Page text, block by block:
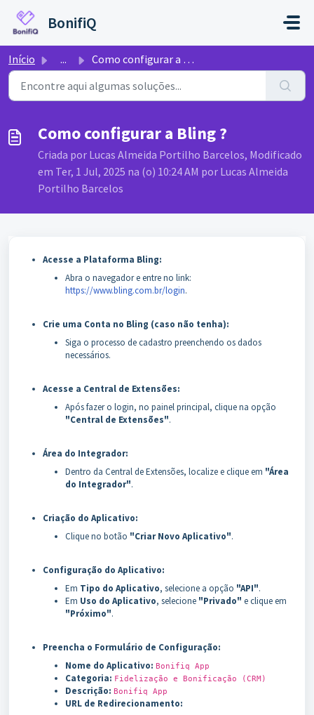
BonifiQ
Início ... Como configurar a Bling ?
Como configurar a Bling ?
Criada por Lucas Almeida Portilho Barcelos, Modificado
em Ter, 1 Jul, 2025 na (o) 10:24 AM por Lucas Almeida
Portilho Barcelos
Acesse a Plataforma Bling:
Abra o navegador e entre no link:
https://www.bling.com.br/login.
Crie uma Conta no Bling (caso não tenha):
Siga o processo de cadastro preenchendo os dados
necessários.
Acesse a Central de Extensões:
Após fazer o login, no painel principal, clique na opção
"Central de Extensões".
Área do Integrador:
Dentro da Central de Extensões, localize e clique em "Área
do Integrador".
Criação do Aplicativo:
Clique no botão "Criar Novo Aplicativo".
Configuração do Aplicativo:
Em Tipo do Aplicativo, selecione a opção "API".
Em Uso do Aplicativo, selecione "Privado" e clique em
"Próximo".
Preencha o Formulário de Configuração:
Nome do Aplicativo: Bonifiq App
Categoria: Fidelização e Bonificação (CRM)
Descrição: Bonifiq App
URL de Redirecionamento: